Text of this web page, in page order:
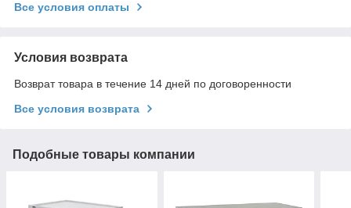
Все условия оплаты
Условия возврата
Возврат товара в течение 14 дней по договоренности
Все условия возврата
Подобные товары компании